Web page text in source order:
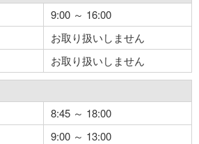
9:00 ～ 16:00
お取り扱いしません
お取り扱いしません
8:45 ～ 18:00
9:00 ～ 13:00